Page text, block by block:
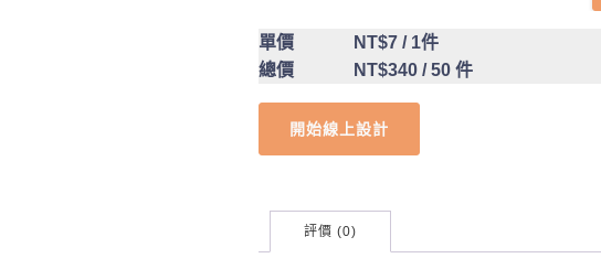
單價 NT$7 / 1件
總價
NT$340 / 50 件
開始線上設計
評價 (0)